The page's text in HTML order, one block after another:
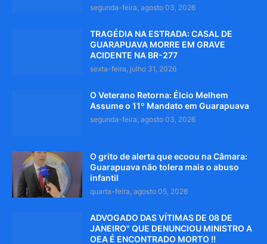
segunda-feira, agosto 03, 2026
TRAGÉDIA NA ESTRADA: CASAL DE
GUARAPUAVA MORRE EM GRAVE
ACIDENTE NA BR-277
sexta-feira, julho 31, 2026
O Veterano Retorna: Élcio Melhem
Assume o 11º Mandato em Guarapuava
segunda-feira, agosto 03, 2026
O grito de alerta que ecoou na Câmara:
Guarapuava não tolera mais o abuso
infantil
quarta-feira, agosto 05, 2026
ADVOGADO DAS VÍTIMAS DE 08 DE
JANEIRO" QUE DENUNCIOU MINISTRO A
OEA É ENCONTRADO MORTO !!